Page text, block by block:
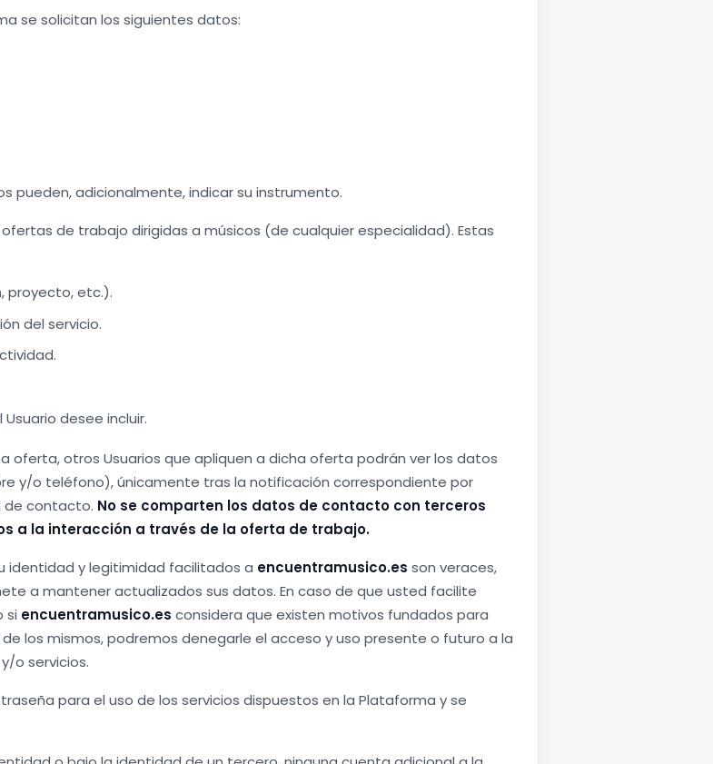
se solicitan los siguientes datos:
pueden, adicionalmente, indicar su instrumento.
de trabajo dirigidas a músicos (de cualquier especialidad). Estas
proyecto, etc.).
del servicio.
desee incluir.
oferta, otros Usuarios que apliquen a dicha oferta podrán ver los datos
y/o teléfono), únicamente tras la notificación correspondiente por
de contacto. No se comparten los datos de contacto con terceros
a la interacción a través de la oferta de trabajo.
identidad y legitimidad facilitados a encuentramusico.es son veraces,
a mantener actualizados sus datos. En caso de que usted facilite
si encuentramusico.es considera que existen motivos fundados para
los mismos, podremos denegarle el acceso y uso presente o futuro a la
o servicios.
para el uso de los servicios dispuestos en la Plataforma y se